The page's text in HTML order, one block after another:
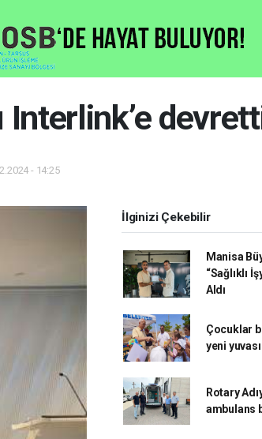
Interlink’e
- 14:25
İlginizi Çekebilir
Manisa
“Sağlıklı
Aldı
Çocuklar
yeni
Rotary
ambulans